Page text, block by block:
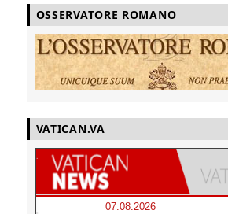
OSSERVATORE ROMANO
VATICAN.VA
07.08.2026